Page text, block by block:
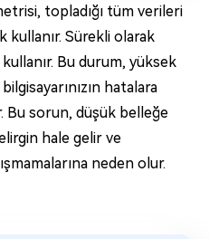
topladığı tüm verileri
kullanır. Sürekli olarak
kullanır. Bu durum, yüksek
hatalara
Bu sorun, düşük belleğe
hale gelir ve
neden olur.